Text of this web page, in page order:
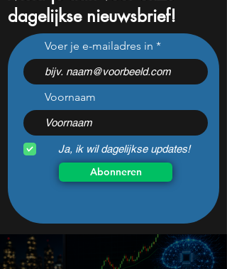
-70% en ik stap nu in
voordat de markt draait, dit
groeiaandeel wordt
onderschat
dagelijkse nieuwsbrief!
Voer je e-mailadres in
Voornaam
Ja, ik wil dagelijkse updates!
Abonneren